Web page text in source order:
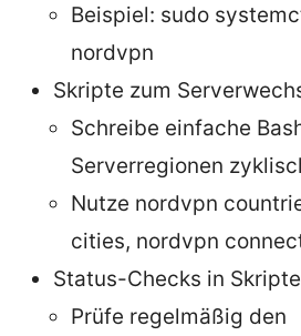
Beispiel: sudo
nordvpn
Skripte zum
Schreibe einfache
Serverregionen
Nutze nordvpn
cities, nordvpn
Status-Checks in
Prüfe regelmäßig den